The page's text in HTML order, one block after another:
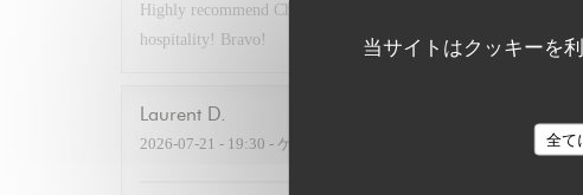
当サイトはクッキーを
全て
Highly recommend Chex Gabrielle! A small chef owned
hospitality! Bravo!
Laurent D
2026-07-21 - 19:30 - ゲスト 2